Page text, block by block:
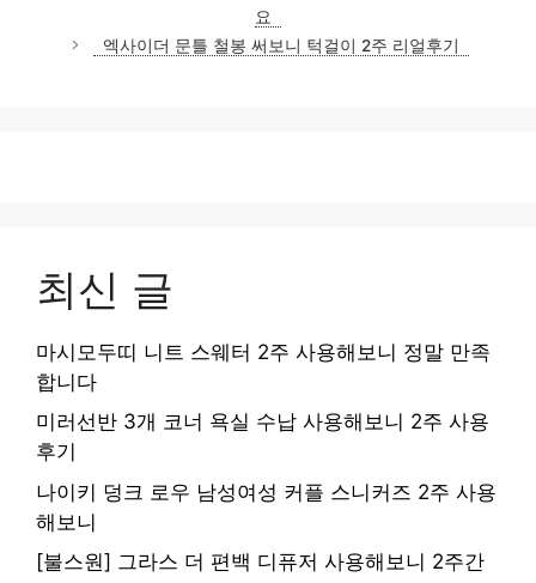
요
엑사이더 문틀 철봉 써보니 턱걸이 2주 리얼후기
최신 글
마시모두띠 니트 스웨터 2주 사용해보니 정말 만족
합니다
미러선반 3개 코너 욕실 수납 사용해보니 2주 사용
후기
나이키 덩크 로우 남성여성 커플 스니커즈 2주 사용
해보니
[불스원] 그라스 더 편백 디퓨저 사용해보니 2주간